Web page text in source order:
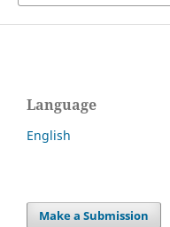
Language
English
Make a Submission